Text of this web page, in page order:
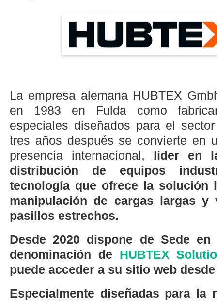
La empresa alemana HUBTEX
en 1983 en Fulda como
especiales diseñados para el
tres años después se convierte en
presencia internacional, líder en
distribución de equipos
tecnología que ofrece la solución
manipulación de cargas largas y
pasillos estrechos.
Desde 2020 dispone de Sede
denominación de HUBTEX
puede acceder a su sitio web
Especialmente diseñadas para la